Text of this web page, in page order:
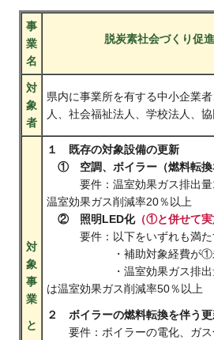
事
業
名
脱炭素社会づくり促
対
象
者
県内に事業所を有する中小企業
人、社会福祉法人、学校法人、
対
象
事
業
と
１ 既存の対象設備の更新
① 空調、ボイラー（燃料転換
要件：温室効果ガス排出量
温室効果ガス削減率20％以上
② 照明LED化（①と併せて実
要件：以下をいずれも満た
・補助対象経費が①未
・温室効果ガス排出量
は温室効果ガス削減率50％以上
２ ボイラーの燃料転換を伴う
要件：ボイラーの電化、ガス